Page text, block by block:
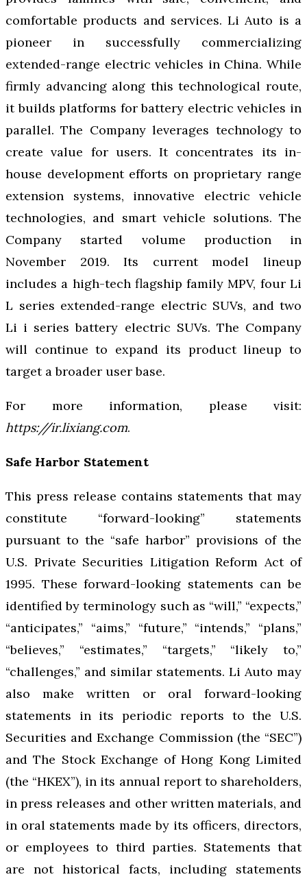
comfortable products and services. Li Auto is a
pioneer in successfully commercializing
extended-range electric vehicles in China. While
firmly advancing along this technological route,
it builds platforms for battery electric vehicles in
parallel. The Company leverages technology to
create value for users. It concentrates its in-
house development efforts on proprietary range
extension systems, innovative electric vehicle
technologies, and smart vehicle solutions. The
Company started volume production in
November 2019. Its current model lineup
includes a high-tech flagship family MPV, four Li
L series extended-range electric SUVs, and two
Li i series battery electric SUVs. The Company
will continue to expand its product lineup to
target a broader user base.
For more information, please visit:
https://ir.lixiang.com.
Safe Harbor Statement
This press release contains statements that may
constitute “forward-looking” statements
pursuant to the “safe harbor” provisions of the
U.S. Private Securities Litigation Reform Act of
1995. These forward-looking statements can be
identified by terminology such as “will,” “expects,”
“anticipates,” “aims,” “future,” “intends,” “plans,”
“believes,” “estimates,” “targets,” “likely to,”
“challenges,” and similar statements. Li Auto may
also make written or oral forward-looking
statements in its periodic reports to the U.S.
Securities and Exchange Commission (the “SEC”)
and The Stock Exchange of Hong Kong Limited
(the “HKEX”), in its annual report to shareholders,
in press releases and other written materials, and
in oral statements made by its officers, directors,
or employees to third parties. Statements that
are not historical facts, including statements